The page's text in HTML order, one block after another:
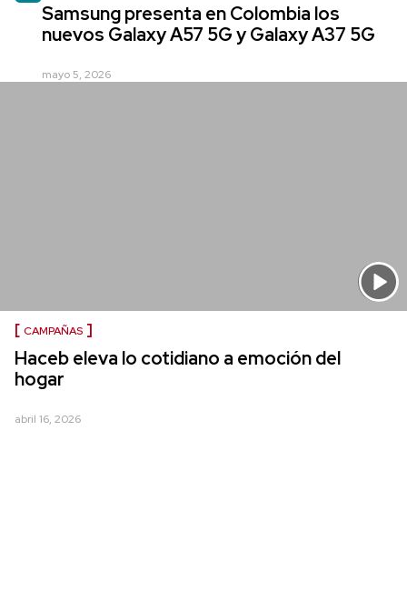
Samsung presenta en Colombia los
nuevos Galaxy A57 5G y Galaxy A37 5G
mayo 5, 2026
CAMPAÑAS
Haceb eleva lo cotidiano a emoción del
hogar
abril 16, 2026